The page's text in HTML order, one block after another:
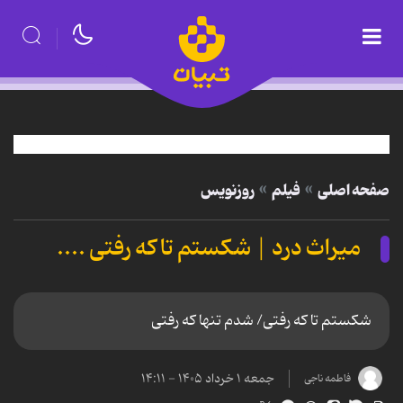
صفحه اصلی فیلم روزنویس
میراث درد | شکستم تا که رفتی ....
شکستم تا که رفتی/ شدم تنها که رفتی
فاطمه ناجی جمعه ۱ خرداد ۱۴۰۵ - ۱۴:۱۱